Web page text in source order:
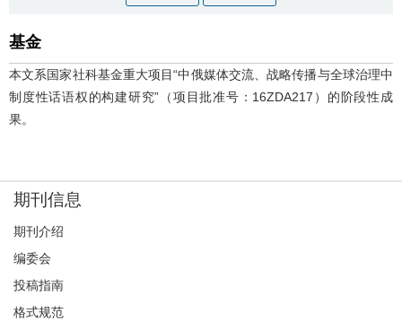
基金
本文系国家社科基金重大项目“中俄媒体交流、战略传播与全球治理中
制度性话语权的构建研究”（项目批准号：16ZDA217）的阶段性成
果。
期刊信息
期刊介绍
编委会
投稿指南
格式规范